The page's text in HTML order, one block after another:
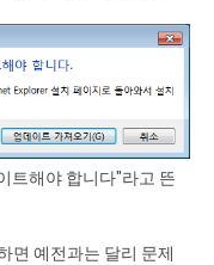
트해야 합니다"라고 뜬
면 예전과는 달리 문제